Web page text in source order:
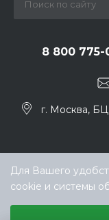
8 800 775-
г. Москва, БЦ
Для Вашего
cookie и системы